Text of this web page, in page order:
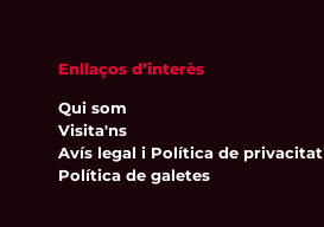
Enllaços d’interès
Qui som
Visita'ns
Avís legal i Política de privacitat
Política de galetes